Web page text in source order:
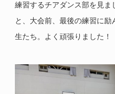
練習するチアダンス部を見ま
と、大会前、最後の練習に
生たち。よく頑張りました！